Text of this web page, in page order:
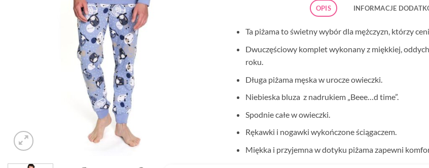
OPIS INFORMACJE
Ta piżama to świetny wybór dla mężczyzn, którzy
Dwuczęściowy komplet wykonany z miękkiej,
roku.
Długa piżama męska w urocze owieczki.
Niebieska bluza z nadrukiem „Beee…d time”.
Spodnie całe w owieczki.
Rękawki i nogawki wykończone ściągaczem.
Miękka i przyjemna w dotyku piżama zapewni